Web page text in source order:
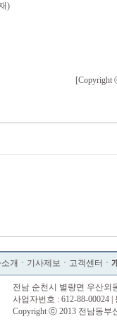
)
개 ㆍ 기사제보 ㆍ 고객센터 ㆍ
전남 순천시 별량면 우산외
사업자번호 : 612-88-00024
Copyright ⓒ 2013 전남동부